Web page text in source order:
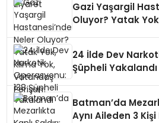
Gazi Yaşargil
Oluyor? Yatak
24 İlde Dev
Şüpheli Yakalandı
Batman’da
Aynı Aileden 3